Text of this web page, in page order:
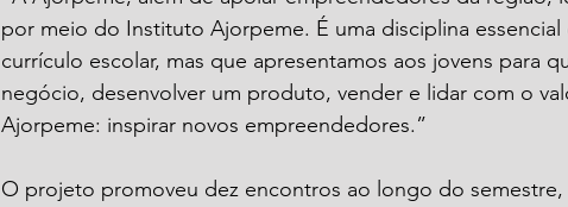
por meio do Instituto Ajorpeme. É uma disciplina
currículo escolar, mas que apresentamos aos jovens para
negócio, desenvolver um produto, vender e lidar com o
Ajorpeme: inspirar novos empreendedores.”
O projeto promoveu dez encontros ao longo do